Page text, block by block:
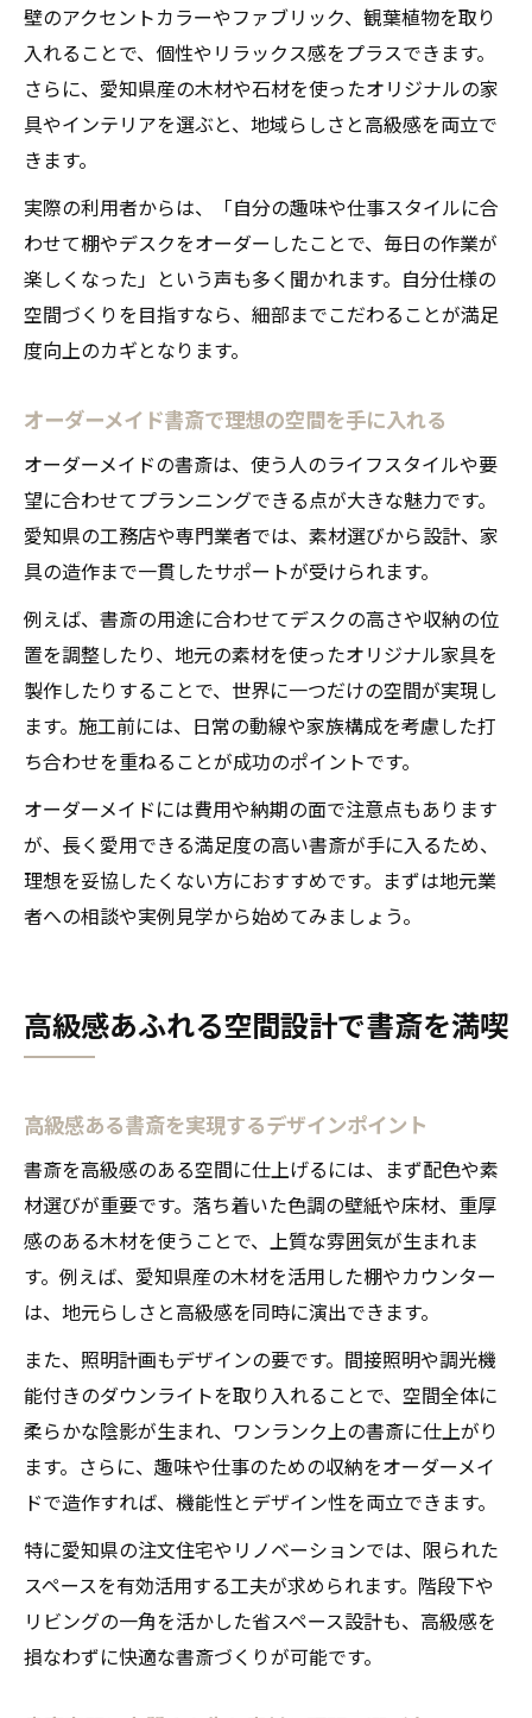
壁のアクセントカラーやファブリック、観葉植物を取り
入れることで、個性やリラックス感をプラスできます。
さらに、愛知県産の木材や石材を使ったオリジナルの家
具やインテリアを選ぶと、地域らしさと高級感を両立で
きます。
実際の利用者からは、「自分の趣味や仕事スタイルに合
わせて棚やデスクをオーダーしたことで、毎日の作業が
楽しくなった」という声も多く聞かれます。自分仕様の
空間づくりを目指すなら、細部までこだわることが満足
度向上のカギとなります。
オーダーメイド書斎で理想の空間を手に入れる
オーダーメイドの書斎は、使う人のライフスタイルや要
望に合わせてプランニングできる点が大きな魅力です。
愛知県の工務店や専門業者では、素材選びから設計、家
具の造作まで一貫したサポートが受けられます。
例えば、書斎の用途に合わせてデスクの高さや収納の位
置を調整したり、地元の素材を使ったオリジナル家具を
製作したりすることで、世界に一つだけの空間が実現し
ます。施工前には、日常の動線や家族構成を考慮した打
ち合わせを重ねることが成功のポイントです。
オーダーメイドには費用や納期の面で注意点もあります
が、長く愛用できる満足度の高い書斎が手に入るため、
理想を妥協したくない方におすすめです。まずは地元業
者への相談や実例見学から始めてみましょう。
高級感あふれる空間設計で書斎を満喫
高級感ある書斎を実現するデザインポイント
書斎を高級感のある空間に仕上げるには、まず配色や素
材選びが重要です。落ち着いた色調の壁紙や床材、重厚
感のある木材を使うことで、上質な雰囲気が生まれま
す。例えば、愛知県産の木材を活用した棚やカウンター
は、地元らしさと高級感を同時に演出できます。
また、照明計画もデザインの要です。間接照明や調光機
能付きのダウンライトを取り入れることで、空間全体に
柔らかな陰影が生まれ、ワンランク上の書斎に仕上がり
ます。さらに、趣味や仕事のための収納をオーダーメイ
ドで造作すれば、機能性とデザイン性を両立できます。
特に愛知県の注文住宅やリノベーションでは、限られた
スペースを有効活用する工夫が求められます。階段下や
リビングの一角を活かした省スペース設計も、高級感を
損なわずに快適な書斎づくりが可能です。